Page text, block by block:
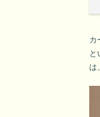
カ
と
は